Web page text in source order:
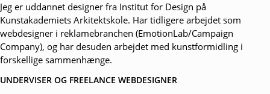
Jeg er uddannet designer fra Institut for Design på
Kunstakademiets Arkitektskole. Har tidligere arbejdet som
webdesigner i reklamebranchen (EmotionLab/Campaign
Company), og har desuden arbejdet med kunstformidling i
forskellige sammenhænge.
UNDERVISER OG FREELANCE WEBDESIGNER